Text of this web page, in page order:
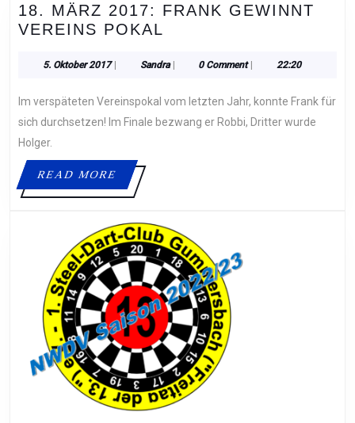
18. MÄRZ 2017: FRANK GEWINNT
VEREINS POKAL
2017:
GEWINNT
VEREINS
5. Oktober 20175.| SandraSandra
| 0 Comment | 22:20
sich durchsetzen! Im Finale bezwang er Robbi, Dritter wurde
Holger.
READ MOREREAD
MORE